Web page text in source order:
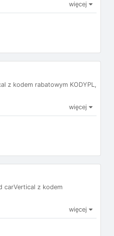
więcej
z kodem rabatowym KODYPL,
więcej
carVertical z kodem
więcej